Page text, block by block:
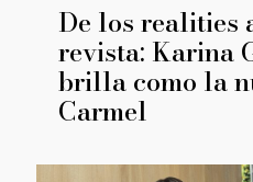
De los realities
revista: Karina
brilla como la
Carmel